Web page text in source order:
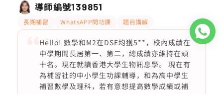
導師編號139851
長期補習 WhatsAPP問功課 題目講解
Hello! 數學和M2在DSE均獲5**，校內成績在
中學期間長居第一、第二，總成績亦維持在頭
十名。現在就讀香港大學生物訊息學。 現在有
為補習社的中小學生功課輔導，和為高中學生
補習數學及理科，若有意想提高數學成績或補